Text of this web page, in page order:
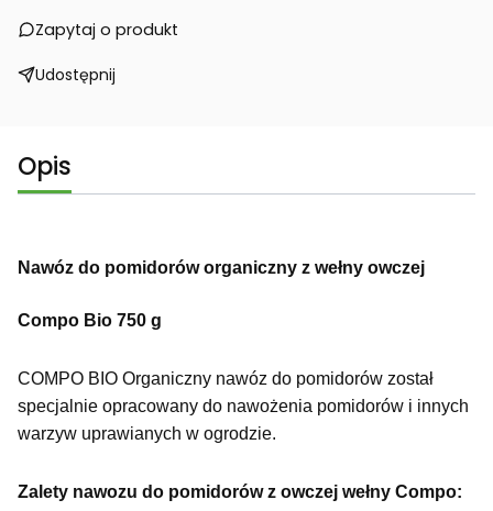
Zapytaj o produkt
Udostępnij
Opis
Nawóz do pomidorów organiczny z wełny owczej
Compo Bio 750 g
COMPO BIO Organiczny nawóz do pomidorów został
specjalnie opracowany do nawożenia pomidorów i innych
warzyw uprawianych w ogrodzie.
Zalety nawozu do pomidorów z owczej wełny Compo: